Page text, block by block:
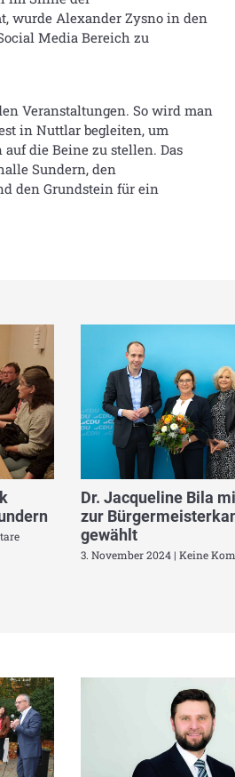
wurde Alexander Zysno in den
Media Bereich zu
Veranstaltungen. So wird man
in Nuttlar begleiten, um
die Beine zu stellen. Das
Sundern, den
den Grundstein für ein
Dr. Jacqueline Bila
zur
gewählt
3. November 2024 Keine